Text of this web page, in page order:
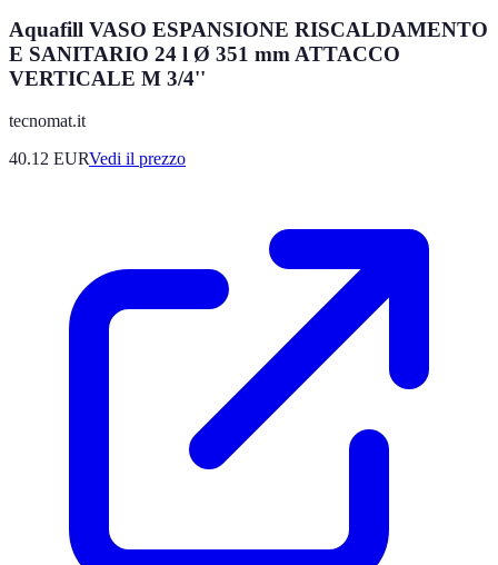
Aquafill VASO ESPANSIONE RISCALDAMENTO
E SANITARIO 24 l Ø 351 mm ATTACCO
VERTICALE M 3/4''
tecnomat.it
40.12 EURVedi il prezzo